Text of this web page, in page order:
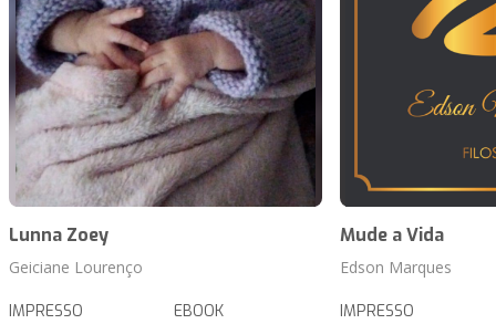
Lunna Zoey
Geiciane Lourenço
IMPRESSO EBOOK
Mude a Vida
Edson Marques
IMPRESSO